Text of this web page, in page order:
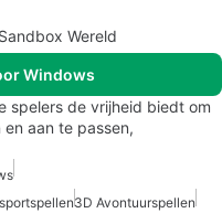
Wereld
Windows
spelers de vrijheid biedt om
aan te passen,
3D Avontuurspellen